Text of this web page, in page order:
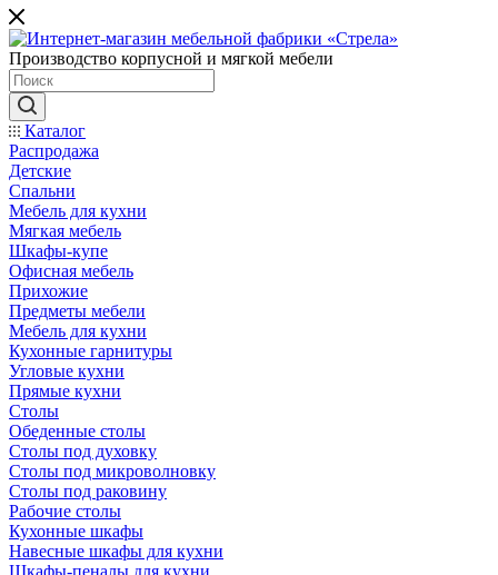
Производство корпусной и мягкой мебели
Каталог
Распродажа
Детские
Спальни
Мебель для кухни
Мягкая мебель
Шкафы-купе
Офисная мебель
Прихожие
Предметы мебели
Мебель для кухни
Кухонные гарнитуры
Угловые кухни
Прямые кухни
Столы
Обеденные столы
Столы под духовку
Столы под микроволновку
Столы под раковину
Рабочие столы
Кухонные шкафы
Навесные шкафы для кухни
Шкафы-пеналы для кухни